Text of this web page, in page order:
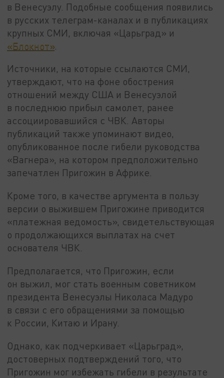
в Венесуэлу. Подобные сообщения появились
в русских телеграм-каналах и в публикациях
крупных СМИ, включая «Царьград» и
«Блокнот»
Источники, на которые ссылаются СМИ,
утверждают, что на фоне обострения
отношений между США и Венесуэлой
в последнюю прибыл самолет, ранее
ассоциировавшийся с ЧВК. Авторы
публикаций также упоминают видео,
опубликованное после гибели руководства
«Вагнера», на котором предположительно
запечатлен Пригожин в Африке.
Кроме того, в качестве аргумента в пользу
версии о выжившем Пригожине приводится
«платежная ведомость», свидетельствующая
о продолжающихся выплатах на счет
основателя ЧВК.
Предполагается, что Пригожин, если
он выжил, мог стать военным советником
президента Венесуэлы Николаса Мадуро
в связи с его обращениями за помощью
к России, Китаю и Ирану.
Однако, как подчеркивает «Царьград»,
достоверных подтверждений того, что
Пригожин мог избежать гибели в результате